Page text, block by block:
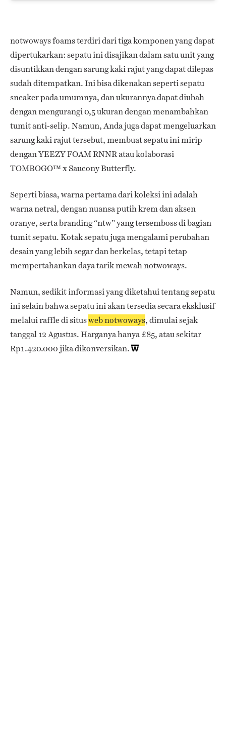
notwoways foams terdiri dari tiga komponen yang dapat
dipertukarkan: sepatu ini disajikan dalam satu unit yang
disuntikkan dengan sarung kaki rajut yang dapat dilepas
sudah ditempatkan. Ini bisa dikenakan seperti sepatu
sneaker pada umumnya, dan ukurannya dapat diubah
dengan mengurangi 0,5 ukuran dengan menambahkan
tumit anti-selip. Namun, Anda juga dapat mengeluarkan
sarung kaki rajut tersebut, membuat sepatu ini mirip
dengan YEEZY FOAM RNNR atau kolaborasi
TOMBOGO™ x Saucony Butterfly.
Seperti biasa, warna pertama dari koleksi ini adalah
warna netral, dengan nuansa putih krem ​​dan aksen
oranye, serta branding “ntw” yang tersemboss di bagian
tumit sepatu. Kotak sepatu juga mengalami perubahan
desain yang lebih segar dan berkelas, tetapi tetap
mempertahankan daya tarik mewah notwoways.
Namun, sedikit informasi yang diketahui tentang sepatu
ini selain bahwa sepatu ini akan tersedia secara eksklusif
melalui raffle di situsweb notwoways, dimulai sejak
tanggal 12 Agustus. Harganya hanya £85, atau sekitar
Rp1.420.000 jika dikonversikan.